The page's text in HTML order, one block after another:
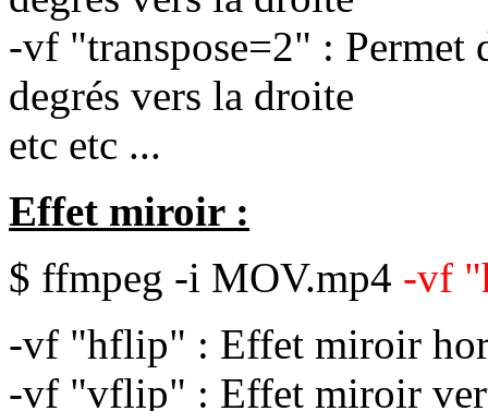
-vf "transpose=2" : Permet
degrés vers la droite
etc etc ...
Effet miroir :
$ ffmpeg -i MOV.mp4 -vf
-vf "hflip" : Effet miroir
-vf "vflip" : Effet miroir